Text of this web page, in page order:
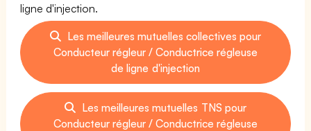
ligne d'injection.
Les meilleures mutuelles collectives pour
Conducteur régleur / Conductrice régleuse
de ligne d'injection
Les meilleures mutuelles TNS pour
Conducteur régleur / Conductrice régleuse